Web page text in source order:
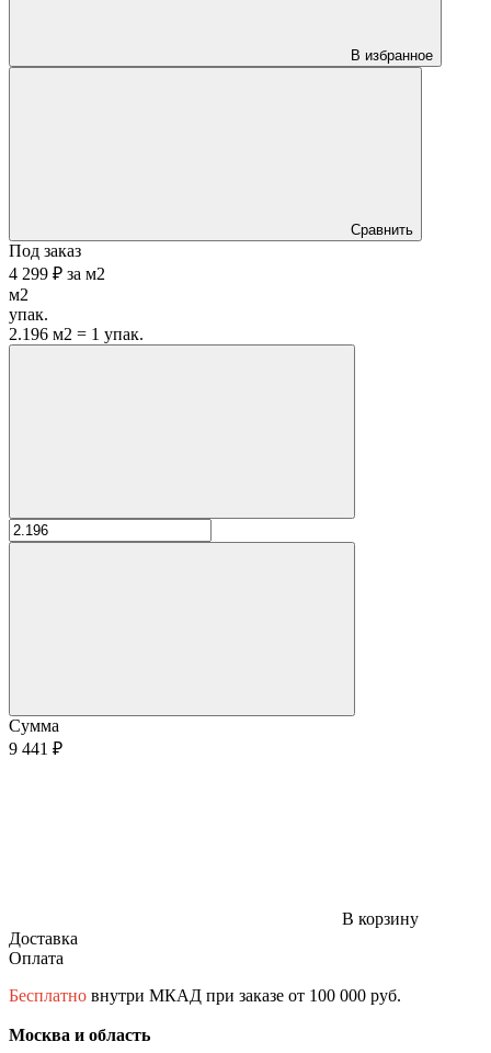
В избранное
Сравнить
Под заказ
4 299 ₽ за м2
м2
упак.
2.196 м2 = 1 упак.
Сумма
9 441 ₽
В корзину
Доставка
Оплата
Бесплатно внутри МКАД при заказе от 100 000 руб.
Москва и область